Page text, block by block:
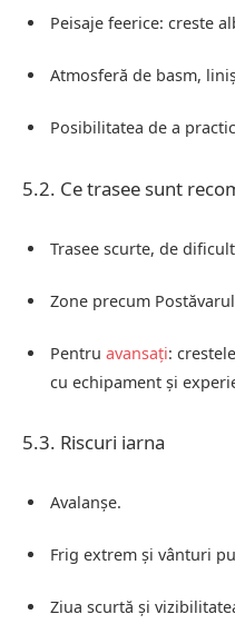
Peisaje feerice: creste
Atmosferă de basm,
Posibilitatea de a
5.2. Ce trasee sunt
Trasee scurte, de
Zone precum
Pentru avansați:
cu echipament și
5.3. Riscuri iarna
Avalanșe.
Frig extrem și vânturi
Ziua scurtă și